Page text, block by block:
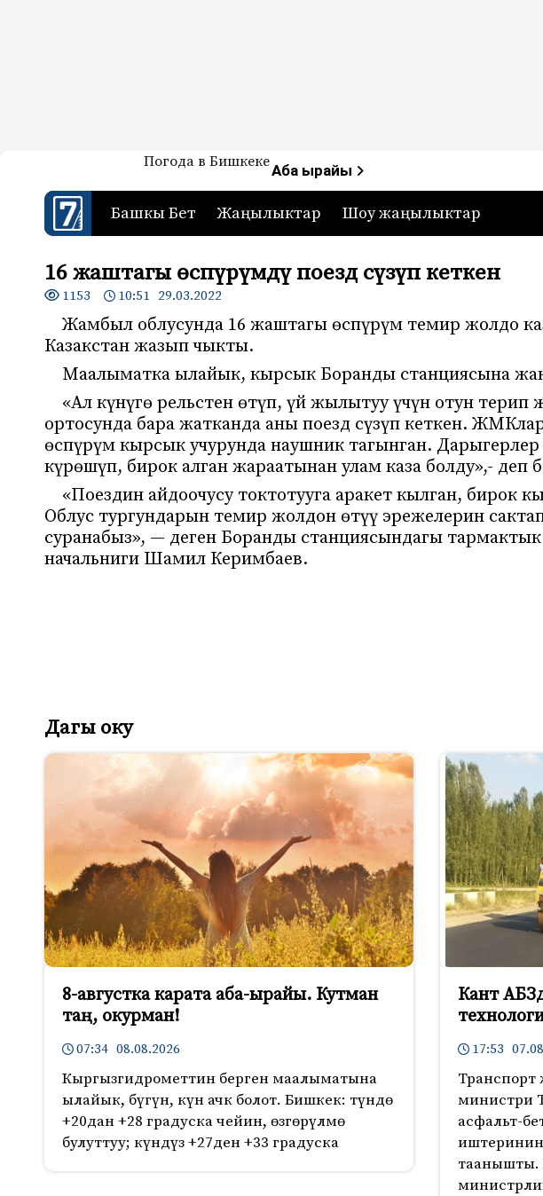
7-канал. Жаңылыктар —
Жаңылыктар — Кыргызстан
Погода в БишкекеАба ырайы
Башкы Бет Жаңылыктар Шоу жаңылыктар
16 жаштагы өспүрүмдү поезд сүзүп кеткен
1153 10:51 29.03.2022
Жамбыл облусунда 16 жаштагы өспүрүм темир жолдо
Казакстан жазып чыкты.
Маалыматка ылайык, кырсык Боранды станциясына
«Ал күнүгө рельстен өтүп, үй жылытуу үчүн отун
ортосунда бара жатканда аны поезд сүзүп кеткен.
өспүрүм кырсык учурунда наушник тагынган.
күрөшүп, бирок алган жараатынан улам каза болду»,- деп
«Поездин айдоочусу токтотууга аракет кылган, бирок
Облус тургундарын темир жолдон өтүү эрежелерин
суранабыз», — деген Боранды станциясындагы
начальниги Шамил Керимбаев.
Дагы оку
8-августка карата аба-ырайы. Кутман
таң, окурман!
07:34 08.08.2026
Кыргызгидрометтин берген маалыматына
ылайык, бүгүн, күн ачк болот. Бишкек: түндө
+20дан +28 градуска чейин, өзгөрүлмө
булуттуу; күндүз +27ден +33 градуска
Кант
17:53
министри
асфальт-
таанышты.